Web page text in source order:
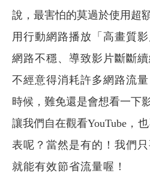
說，最害怕的莫過於使用超
用行動網路播放「高畫質
網路不穩、導致影片斷斷
不經意得消耗許多網路流量
時候，難免還是會想看一下
讓我們自在觀看YouTube ，
表呢？當然是有的！我們
就能有效節省流量喔！